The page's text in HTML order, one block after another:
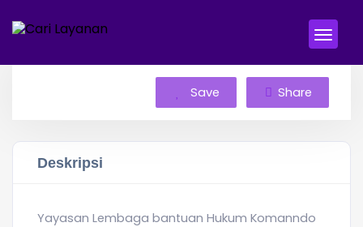
Save Share
Deskripsi
Yayasan Lembaga bantuan Hukum Komanndo